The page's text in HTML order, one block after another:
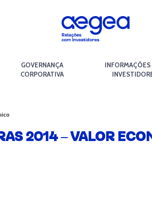
GOVERNANÇA
CORPORATIVA
INFORMAÇÕES
2014 – VALOR